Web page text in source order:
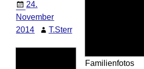
24.
November
2014
T.Sterr
Familienfotos